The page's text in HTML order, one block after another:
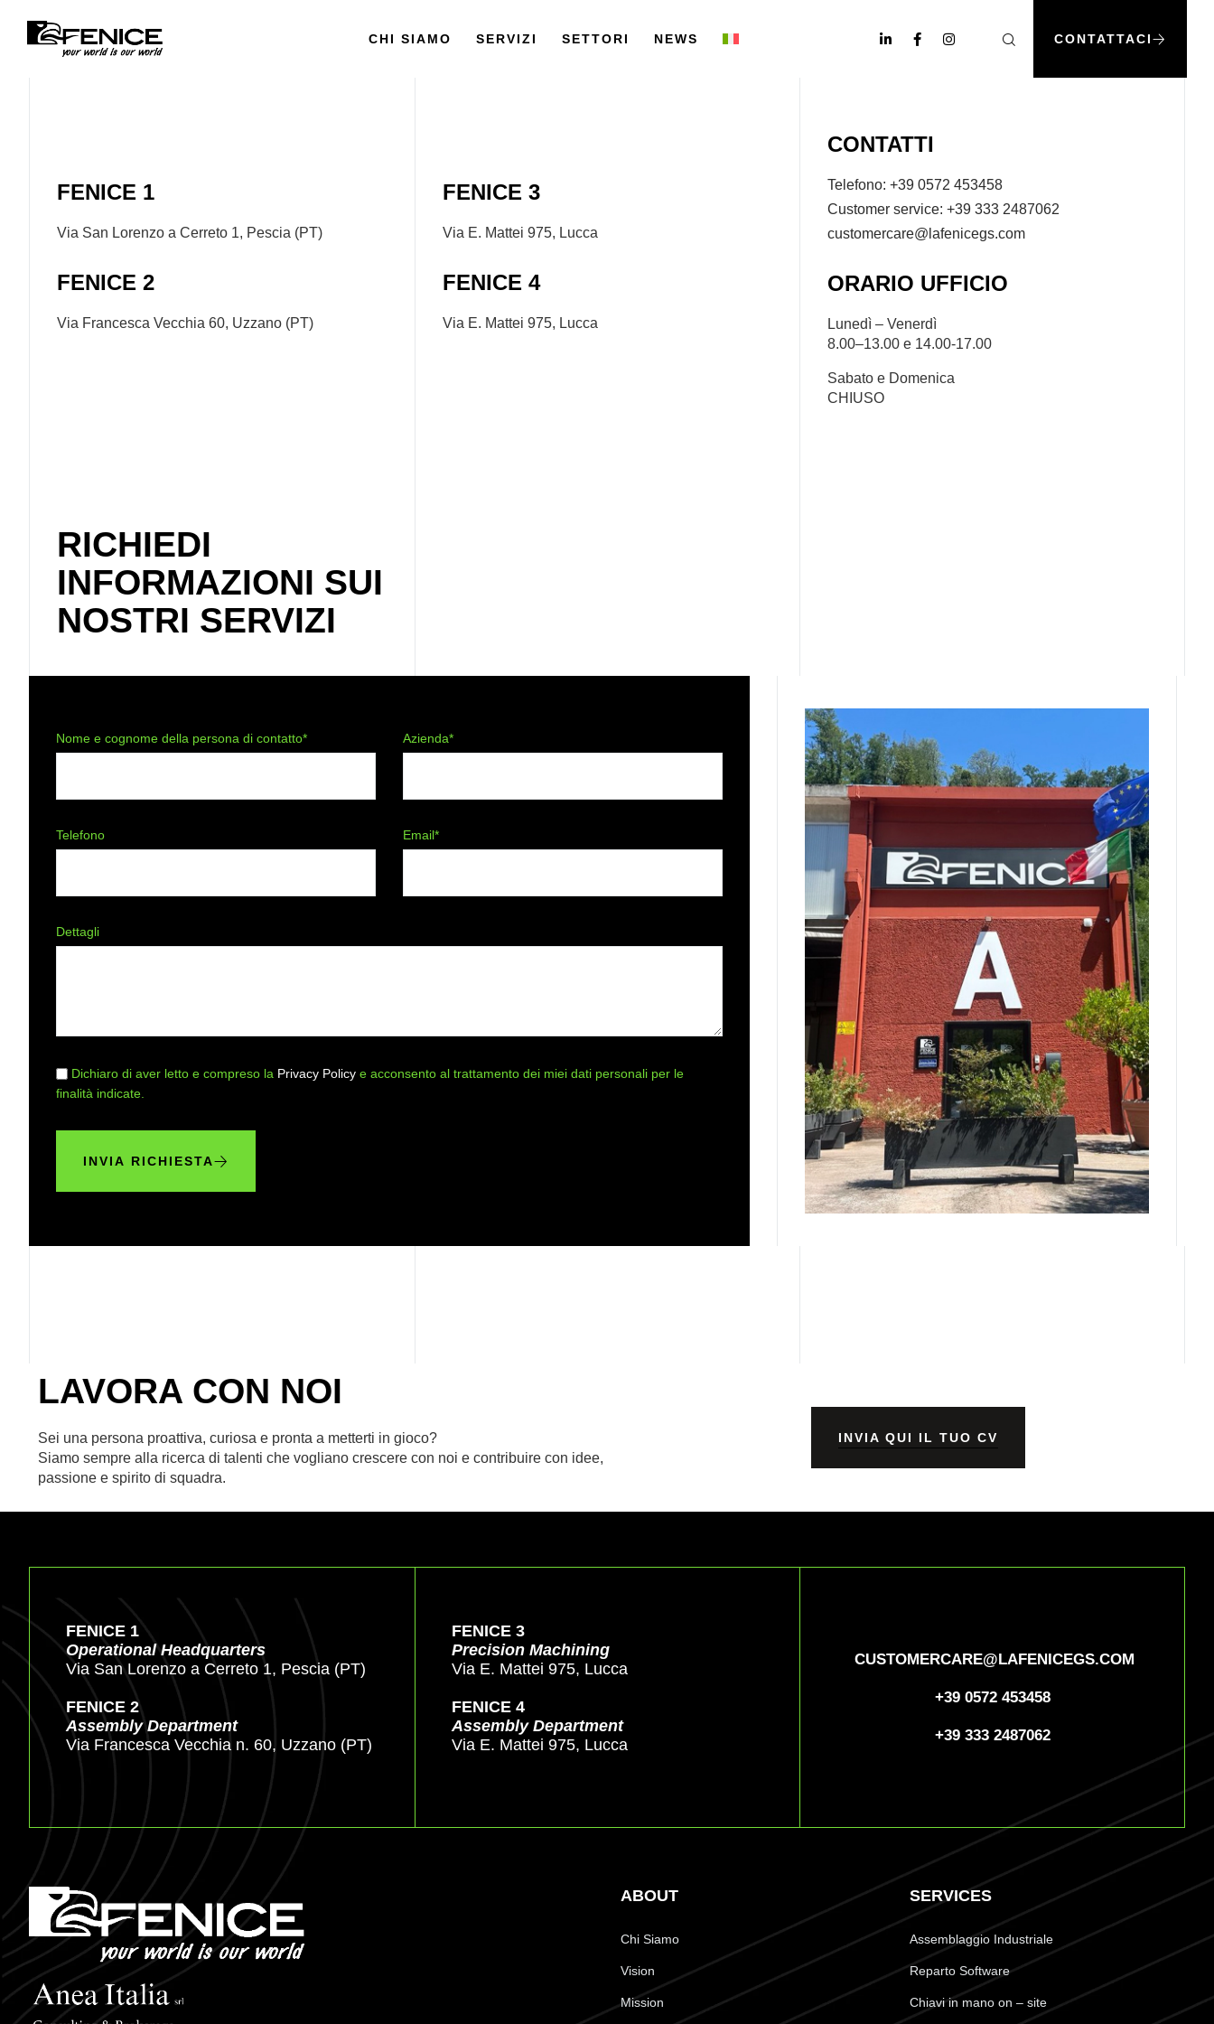
CHI SIAMO SERVIZI SETTORI NEWS CONTATTACI
FENICE 1
Via San Lorenzo a Cerreto 1, Pescia (PT)
FENICE 2
Via Francesca Vecchia 60, Uzzano (PT)
FENICE 3
Via E. Mattei 975, Lucca
FENICE 4
Via E. Mattei 975, Lucca
CONTATTI
Telefono: +39 0572 453458
Customer service: +39 333 2487062
customercare@lafenicegs.com
ORARIO UFFICIO
Lunedì – Venerdì
8.00–13.00 e 14.00-17.00
Sabato e Domenica
CHIUSO
RICHIEDI
INFORMAZIONI SUI
NOSTRI SERVIZI
Nome e cognome della persona di contatto* Azienda*
Telefono Email*
Dettagli
Dichiaro di aver letto e compreso la Privacy Policy e acconsento al trattamento dei miei dati personali per le
finalità indicate.
INVIA RICHIESTA
LAVORA CON NOI
Sei una persona proattiva, curiosa e pronta a metterti in gioco?
Siamo sempre alla ricerca di talenti che vogliano crescere con noi e contribuire con idee,
passione e spirito di squadra.
INVIA QUI IL TUO CV
FENICE 1
Operational Headquarters
Via San Lorenzo a Cerreto 1, Pescia (PT)
FENICE 2
Assembly Department
Via Francesca Vecchia n. 60, Uzzano (PT)
FENICE 3
Precision Machining
Via E. Mattei 975, Lucca
FENICE 4
Assembly Department
Via E. Mattei 975, Lucca
CUSTOMERCARE@LAFENICEGS.COM
+39 0572 453458
+39 333 2487062
ABOUT
Chi Siamo
Vision
Mission
SERVICES
Assemblaggio Industriale
Reparto Software
Chiavi in mano on – site